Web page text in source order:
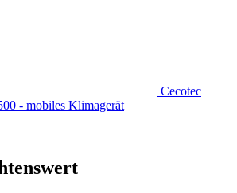
Cecotec
- mobiles Klimagerät